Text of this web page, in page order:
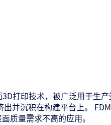
打印技术，被广泛用于生
并沉积在构建平台上。
质量需求不高的应用。